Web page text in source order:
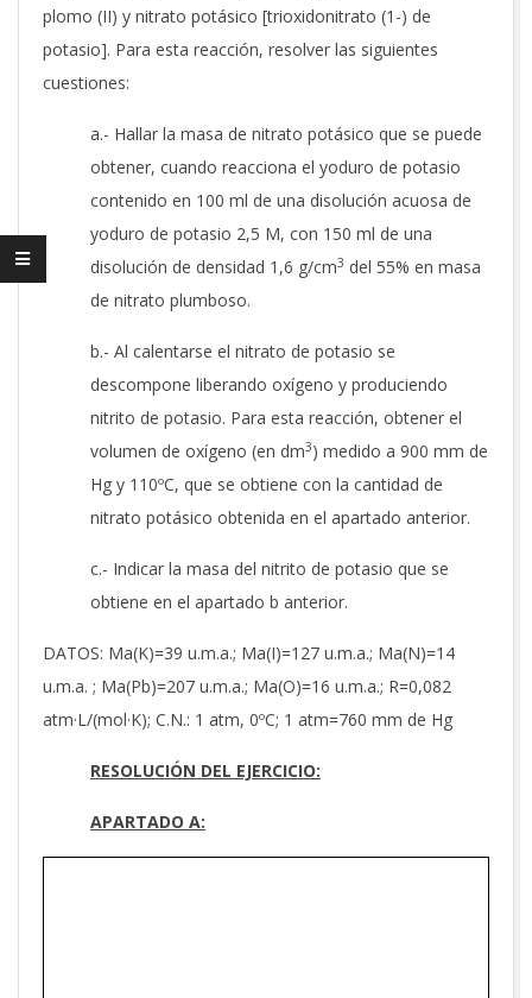
plomo (II) y nitrato potásico [trioxidonitrato (1-) de
potasio]. Para esta reacción, resolver las siguientes
cuestiones:
a.- Hallar la masa de nitrato potásico que se puede
obtener, cuando reacciona el yoduro de potasio
contenido en 100 ml de una disolución acuosa de
yoduro de potasio 2,5 M, con 150 ml de una
disolución de densidad 1,6 g/cm3 del 55% en masa
de nitrato plumboso.
b.- Al calentarse el nitrato de potasio se
descompone liberando oxígeno y produciendo
nitrito de potasio. Para esta reacción, obtener el
volumen de oxígeno (en dm3) medido a 900 mm de
Hg y 110ºC, que se obtiene con la cantidad de
nitrato potásico obtenida en el apartado anterior.
c.- Indicar la masa del nitrito de potasio que se
obtiene en el apartado b anterior.
DATOS: Ma(K)=39 u.m.a.; Ma(I)=127 u.m.a.; Ma(N)=14
u.m.a. ; Ma(Pb)=207 u.m.a.; Ma(O)=16 u.m.a.; R=0,082
atm·L/(mol·K); C.N.: 1 atm, 0ºC; 1 atm=760 mm de Hg
RESOLUCIÓN DEL EJERCICIO:
APARTADO A: